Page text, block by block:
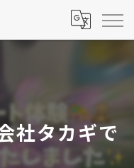
社タカギで